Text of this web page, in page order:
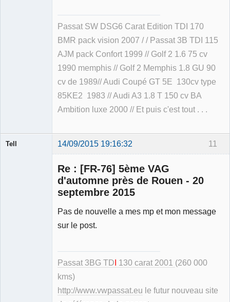
Passat SW DSG6 Carat Edition TDI 170
BMR pack vision 2007 / / Passat 3B TDI 115
AJM pack Confort 1999 // Golf 2 1.6 75 cv
1990 memphis // Golf 2 Memphis 1.8 GU 90
cv de 1989// Audi Coupé GT 5E 130cv type
85KE2 1983 // Audi A3 1.8 T 150 cv BA
Ambition luxe 2000 // Et puis c'est tout . . .
11
Tell 14/09/2015 19:16:32
Re : [FR-76] 5ème VAG
d'automne près de Rouen - 20
septembre 2015
Pas de nouvelle a mes mp et mon message
sur le post.
Passat 3BG TD 130 carat 2001 (260 000
kms)
http://www.vwpassat.eu le futur nouveau site